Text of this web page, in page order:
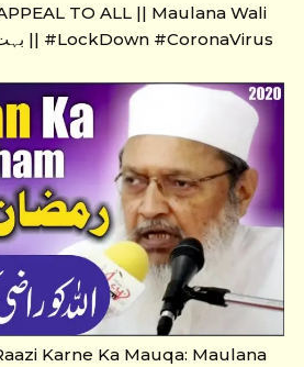
TO ALL || Maulana Wali
Rahmani || بہت اہم پیغام || #LockDown #CoronaVirus
Karne Ka Mauqa: Maulana